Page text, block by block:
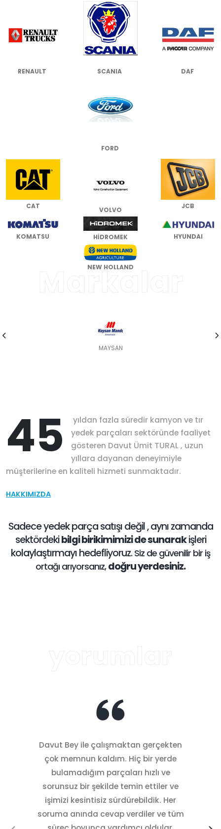
RENAULT SCANIA DAF
FORD
CAT
VOLVO JCB
KOMATSU HİDROMEK HYUNDAI
NEW HOLLAND
Markalar
GLYCO
45
yıldan fazla süredir kamyon ve tır
yedek parçaları sektöründe faaliyet
gösteren Davut Ümit TURAL , uzun
yıllara dayanan deneyimiyle
müşterilerine en kaliteli hizmeti sunmaktadır.
HAKKIMIZDA
Sadece yedek parça satışı değil , aynı zamanda
sektördekibilgi birikimimizi de sunarakişleri
kolaylaştırmayı hedefliyoruz. Siz de güvenilir bir iş
ortağı arıyorsanız, doğru yerdesiniz.
yorumlar
Davut Bey ile çalışmaktan gerçekten
çok memnun kaldım. Hiç bir yerde
bulamadığım parçaları hızlı ve
sorunsuz bir şekilde temin ettiler ve
işimizi kesintisiz sürdürebildik. Her
soruma anında cevap verdiler ve tüm